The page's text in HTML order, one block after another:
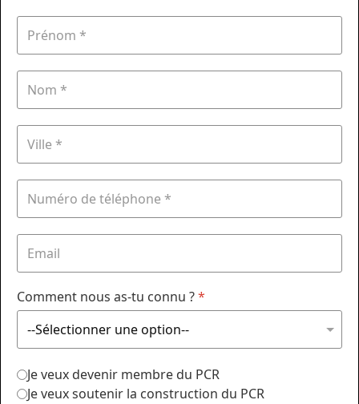
Comment nous as-tu connu ?*
Je veux devenir membre du PCR
Je veux soutenir la construction du PCR